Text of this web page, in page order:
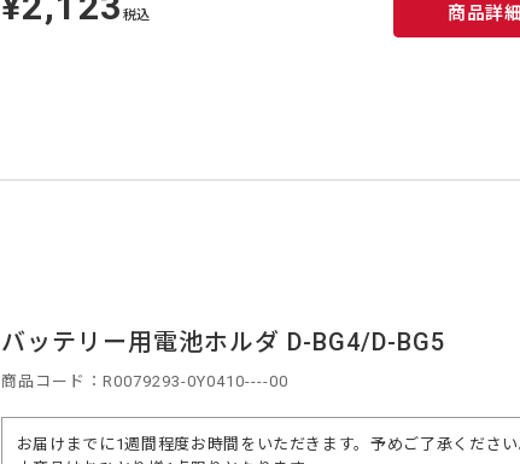
価
税込 商品詳
バッテリー用電池ホルダ D-BG4/D-BG5
商品コード：R0079293-0Y0410----00
お届けまでに1週間程度お時間をいただきます。予めご了承ください